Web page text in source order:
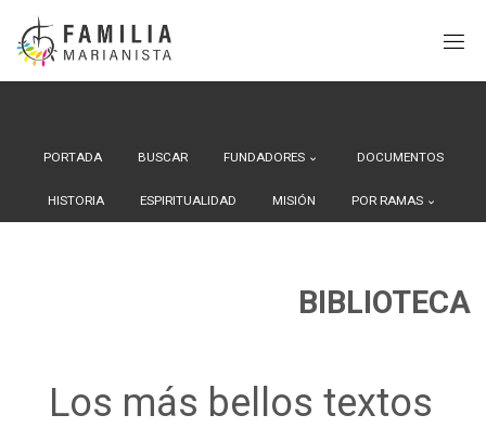
Saltar
contenido
PORTADA BUSCAR FUNDADORES DOCUMENTOS
HISTORIA ESPIRITUALIDAD MISIÓN POR RAMAS
BIBLIOTECA
Los más bellos textos